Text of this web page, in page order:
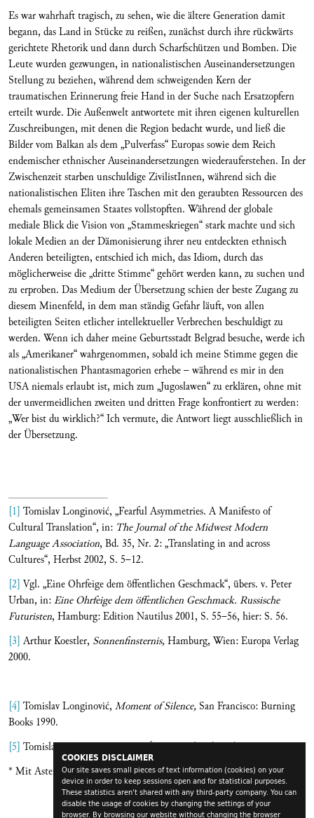
COOKIES DISCLAIMER
Our site saves small pieces of text information (cookies) on your
device in order to keep sessions open and for statistical purposes.
These statistics aren't shared with any third-party company. You can
disable the usage of cookies by changing the settings of your
browser. By browsing our website without changing the browser
Es war wahrhaft tragisch, zu sehen, wie die ältere Generation damit
begann, das Land in Stücke zu reißen, zunächst durch ihre rückwärts
gerichtete Rhetorik und dann durch Scharfschützen und Bomben. Die
Leute wurden gezwungen, in nationalistischen Auseinandersetzungen
Stellung zu beziehen, während dem schweigenden Kern der
traumatischen Erinnerung freie Hand in der Suche nach Ersatzopfern
erteilt wurde. Die Außenwelt antwortete mit ihren eigenen kulturellen
Zuschreibungen, mit denen die Region bedacht wurde, und ließ die
Bilder vom Balkan als dem „Pulverfass“ Europas sowie dem Reich
endemischer ethnischer Auseinandersetzungen wiederauferstehen. In der
Zwischenzeit starben unschuldige ZivilistInnen, während sich die
nationalistischen Eliten ihre Taschen mit den geraubten Ressourcen des
ehemals gemeinsamen Staates vollstopften. Während der globale
mediale Blick die Vision von „Stammeskriegen“ stark machte und sich
lokale Medien an der Dämonisierung ihrer neu entdeckten ethnisch
Anderen beteiligten, entschied ich mich, das Idiom, durch das
möglicherweise die „dritte Stimme“ gehört werden kann, zu suchen und
zu erproben. Das Medium der Übersetzung schien der beste Zugang zu
diesem Minenfeld, in dem man ständig Gefahr läuft, von allen
beteiligten Seiten etlicher intellektueller Verbrechen beschuldigt zu
werden. Wenn ich daher meine Geburtsstadt Belgrad besuche, werde ich
als „Amerikaner“ wahrgenommen, sobald ich meine Stimme gegen die
nationalistischen Phantasmagorien erhebe – während es mir in den
USA niemals erlaubt ist, mich zum „Jugoslawen“ zu erklären, ohne mit
der unvermeidlichen zweiten und dritten Frage konfrontiert zu werden:
„Wer bist du wirklich?“ Ich vermute, die Antwort liegt ausschließlich in
der Übersetzung.
[1] Tomislav Longinović, „Fearful Asymmetries. A Manifesto of
Cultural Translation“, in: The Journal of the Midwest Modern
Language Association, Bd. 35, Nr. 2: „Translating in and across
Cultures“, Herbst 2002, S. 5–12.
[2] Vgl. „Eine Ohrfeige dem öffentlichen Geschmack“, übers. v. Peter
Urban, in:Eine Ohrfeige dem öffentlichen Geschmack. Russische
Futuristen, Hamburg: Edition Nautilus 2001, S. 55–56, hier: S. 56.
[3] Arthur Koestler, Sonnenfinsternis,Hamburg, Wien: Europa Verlag
2000.
[4] Tomislav Longinović, Moment of Silence, San Francisco: Burning
Books 1990.
[5] Tomislav Longinović,Minut Ćutanja,Belgrad: Radio B92, 1997.
* Mit Asterix gekennzeichnete Ausdrücke sind im Original auf Deutsch.